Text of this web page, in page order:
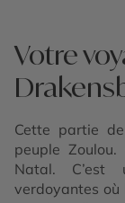
Votre
Cette partie
peuple
Natal. C’est
verdoyantes où